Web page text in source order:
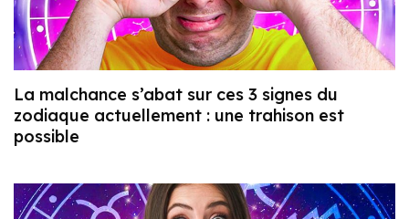
La malchance s’abat sur ces 3 signes du
zodiaque actuellement : une trahison est
possible